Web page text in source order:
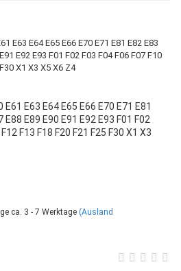
E63 E64 E65 E66 E70 E71 E81
E88 E89 E90 E91 E92 E93 F01 F02
F13 F18 F20 F21 F25 F30 X1 X3
ca. 3 - 7 Werktage (Ausland